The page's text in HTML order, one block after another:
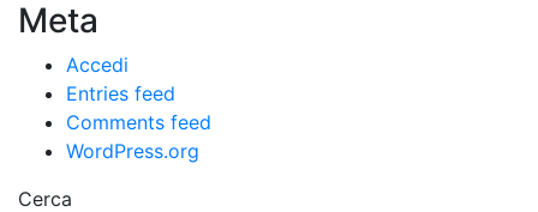
Meta
Accedi
Entries feed
Comments feed
WordPress.org
Cerca